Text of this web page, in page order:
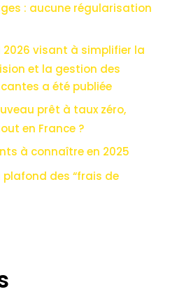
: aucune régularisation
2026 visant à simplifier la
et la gestion des
a été publiée
prêt à taux zéro,
en France ?
à connaître en 2025
plafond des “frais de